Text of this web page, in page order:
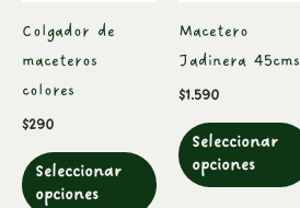
Colgador de
maceteros
colores
$290
Seleccionar
opciones
Las
opciones
pueden
elegir
en
Macetero
Jadinera 45cms
$1.590
Seleccionar
opciones